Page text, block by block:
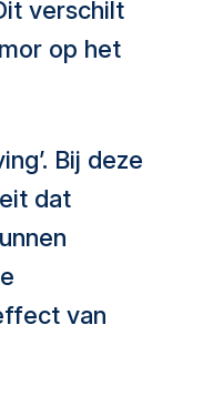
verschilt
op het
Bij deze
dat
van